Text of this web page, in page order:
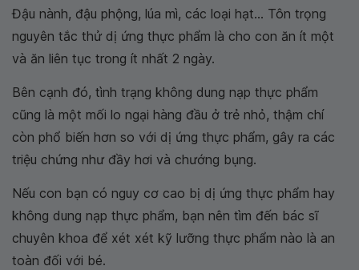
Đậu nành, đậu phộng, lúa mì, các loại hạt... Tôn trọng
nguyên tắc thử dị ứng thực phẩm là cho con ăn ít một
và ăn liên tục trong ít nhất 2 ngày.
Bên cạnh đó, tình trạng không dung nạp thực phẩm
cũng là một mối lo ngại hàng đầu ở trẻ nhỏ, thậm chí
còn phổ biến hơn so với dị ứng thực phẩm, gây ra các
triệu chứng như đầy hơi và chướng bụng.
Nếu con bạn có nguy cơ cao bị dị ứng thực phẩm hay
không dung nạp thực phẩm, bạn nên tìm đến bác sĩ
chuyên khoa để xét xét kỹ lưỡng thực phẩm nào là an
toàn đối với bé.